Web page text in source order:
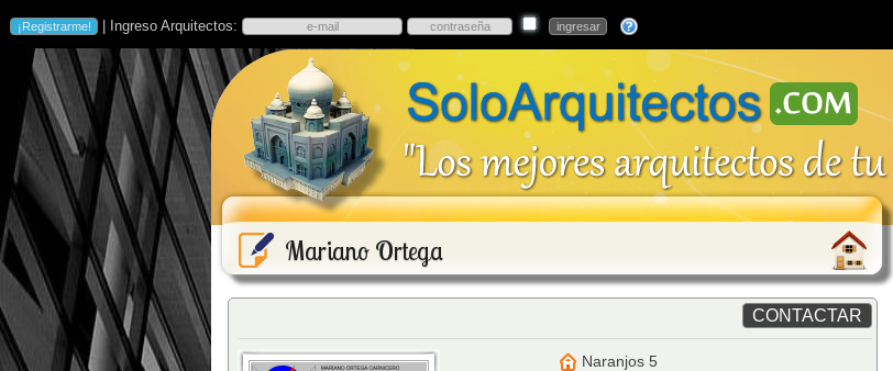
| Ingreso Arquitectos:
Mariano Ortega
Naranjos 5